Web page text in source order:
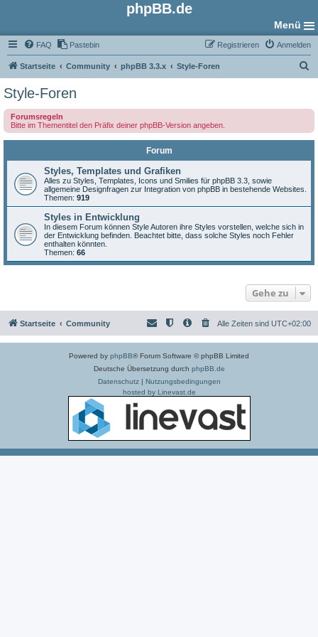
phpBB.de
Menü
FAQ Pastebin Anmelden
Registrieren
Startseite Community phpBB 3.3.x Style-Foren
e
Style-Foren
Forumsregeln
Bitte im Thementitel den Präfix deiner phpBB-Version angeben.
Forum
Styles, Templates und Grafiken
Alles zu Styles, Templates, Icons und Smilies für phpBB 3.3, sowie
allgemeine Designfragen zur Integration von phpBB in bestehende Websites.
Themen: 919
Styles in Entwicklung
In diesem Forum können Style Autoren ihre Styles vorstellen, welche sich in
der Entwicklung befinden. Beachtet bitte, dass solche Styles noch Fehler
enthalten könnten.
Themen: 66
Gehe zu
Startseite Community Alle Zeiten sind UTC+02:00
Powered by phpBB® Forum Software © phpBB Limited
Deutsche Übersetzung durch phpBB.de
Datenschutz| Nutzungsbedingungen
hosted by Linevast.de